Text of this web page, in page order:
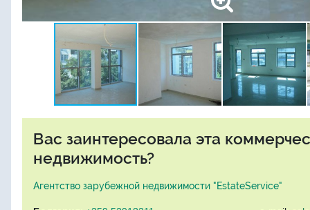
Вас заинтересовала эта
недвижимость?
Агентство зарубежной недвижимости "EstateService"